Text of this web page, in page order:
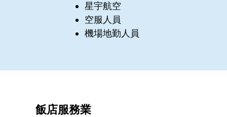
星宇航空
空服人員
機場地勤人員
飯店服務業